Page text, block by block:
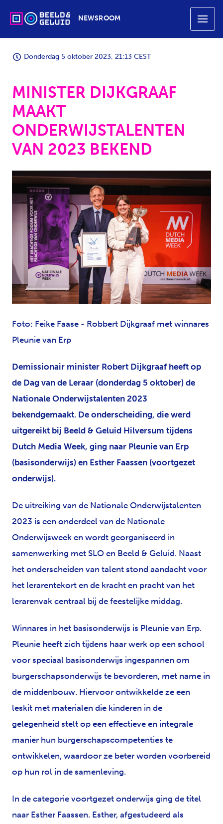
NEWSROOM
Donderdag 5 oktober 2023, 21:13 CEST
MINISTER DIJKGRAAF
MAAKT
ONDERWIJSTALENTEN
VAN 2023 BEKEND
JPG
Foto: Feike Faase - Robbert Dijkgraaf met winnares
Pleunie van Erp
Demissionair minister Robert Dijkgraaf heeft op
de Dag van de Leraar (donderdag 5 oktober) de
Nationale Onderwijstalenten 2023
bekendgemaakt. De onderscheiding, die werd
uitgereikt bij Beeld & Geluid Hilversum tijdens
Dutch Media Week, ging naar Pleunie van Erp
(basisonderwijs) en Esther Faassen (voortgezet
onderwijs).
De uitreiking van de Nationale Onderwijstalenten
2023 is een onderdeel van de Nationale
Onderwijsweek en wordt georganiseerd in
samenwerking met SLO en Beeld & Geluid. Naast
het onderscheiden van talent stond aandacht voor
het lerarentekort en de kracht en pracht van het
lerarenvak centraal bij de feestelijke middag.
Winnares in het basisonderwijs is Pleunie van Erp.
Pleunie heeft zich tijdens haar werk op een school
voor speciaal basisonderwijs ingespannen om
burgerschapsonderwijs te bevorderen, met name in
de middenbouw. Hiervoor ontwikkelde ze een
leskit met materialen die kinderen in de
gelegenheid stelt op een effectieve en integrale
manier hun burgerschapscompetenties te
ontwikkelen, waardoor ze beter worden voorbereid
op hun rol in de samenleving.
In de categorie voortgezet onderwijs ging de titel
naar Esther Faassen. Esther, afgestudeerd als